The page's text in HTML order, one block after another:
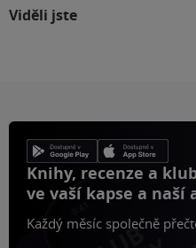
Viděli jste
Knihy, recenze a
ve vaší kapse a naší
Každý měsíc společně